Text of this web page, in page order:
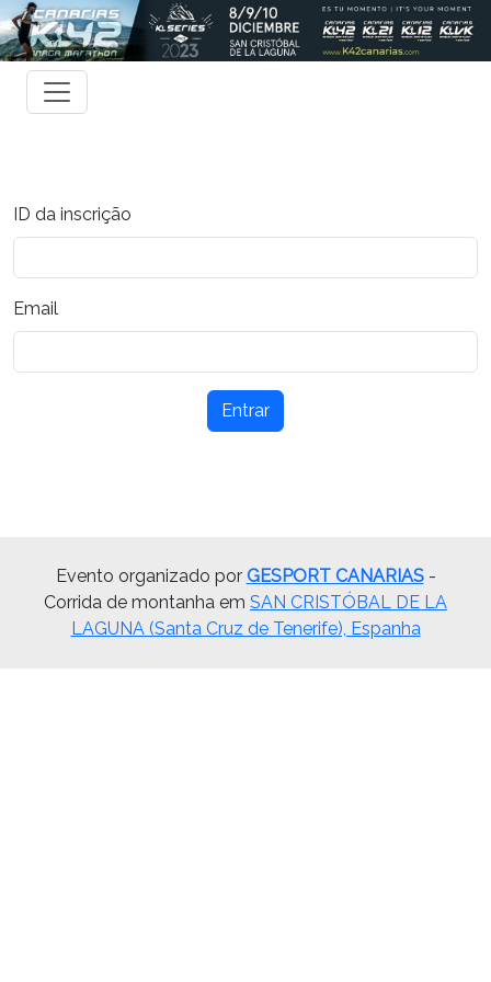
ID da inscrição
Email
Entrar
Evento organizado por GESPORT CANARIAS-
Corrida de montanha em SAN CRISTÓBAL DE LA
LAGUNA (Santa Cruz de Tenerife), Espanha